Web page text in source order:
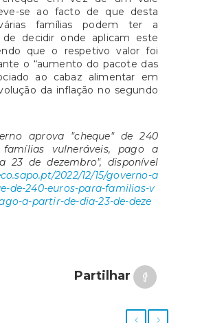
se ao facto de que desta
famílias podem ter a
de decidir onde aplicam este
que o respetivo valor foi
o “aumento do pacote das
ao cabaz alimentar em
da inflação no segundo
aprova "cheque" de 240
vulneráveis, pago a
23 de dezembro", disponível
2022/12/15/governo-a
de-240-euros-para-familias-v
a-partir-de-dia-23-de-deze
Partilhar